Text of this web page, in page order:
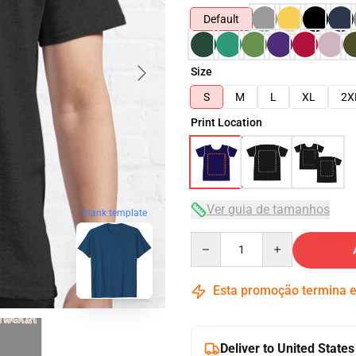
blank template
Default
Size
S
M L XL
Print Location
Ver guia de tamanhos
Esta promoção termina
Deliver to United States